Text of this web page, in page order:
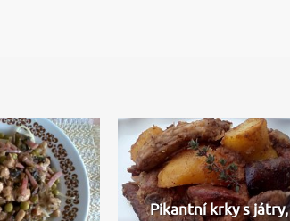
Pikantní krky s játry,